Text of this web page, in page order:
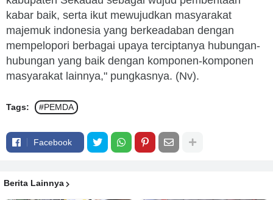
kabar baik, serta ikut mewujudkan masyarakat
majemuk indonesia yang berkeadaban dengan
mempelopori berbagai upaya terciptanya hubungan-
hubungan yang baik dengan komponen-komponen
masyarakat lainnya," pungkasnya. (Nv).
Tags: #PEMDA
Facebook
Berita Lainnya